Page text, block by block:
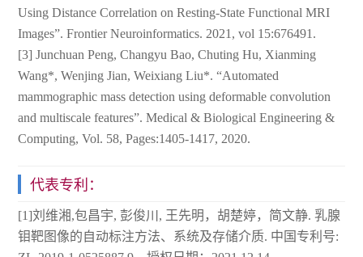
Using Distance Correlation on Resting-State Functional MRI
Images”. Frontier Neuroinformatics. 2021, vol 15:676491.
[3] Junchuan Peng, Changyu Bao, Chuting Hu, Xianming
Wang*, Wenjing Jian, Weixiang Liu*. “Automated
mammographic mass detection using deformable convolution
and multiscale features”. Medical & Biological Engineering &
Computing, Vol. 58, Pages:1405-1417, 2020.
代表专利：
[1]刘维湘,包昌宇, 彭俊川, 王先明，胡楚婷，简文静. 乳腺
钼靶图像的自动标注方法、系统及存储介质. 中国专利号: